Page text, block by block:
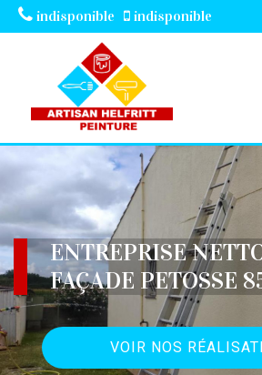
indisponible indisponible
ENTREPRISE
FAÇADE PETOSSE
VOIR NOS